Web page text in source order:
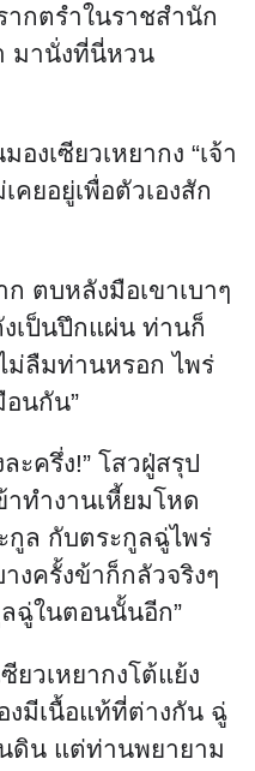
ากตรำในราชสำนัก
มานั่งที่นี่หวน
งเซียวเหยากง “เจ้า
ยอยู่เพื่อตัวเองสัก
ก ตบหลังมือเขาเบาๆ
เป็นปึกแผ่น ท่านก็
ม่ลืมท่านหรอก ไพร่
นกัน”
ะครึ่ง!” โสวฝู่สรุป
าทำงานเหี้ยมโหด
ล กับตระกูลฉู่ไพร่
งครั้งข้าก็กลัวจริงๆ
ลฉู่ในตอนนั้นอีก”
ยวเหยากงโต้แย้ง
งมีเนื้อแท้ที่ต่างกัน ฉู่
ดิน แต่ท่านพยายาม